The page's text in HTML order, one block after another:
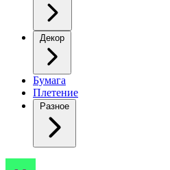
Декор
Бумага
Плетение
Разное